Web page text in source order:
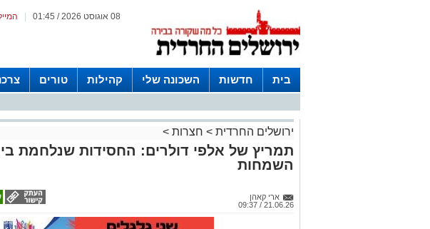
08 אוגוסט 2026 / 01:45
בית חדשות השכונה שלי קהילות טורים
ירושלים החרדית > חצרות >
תמריץ של אלפי דולרים: החסידות שנלחמת
השמחות
ארי קאהן
21.06.26 / 09:37